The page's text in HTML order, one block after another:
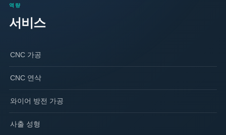
역량
서비스
CNC 가공
CNC 연삭
와이어 방전 가공
사출 성형